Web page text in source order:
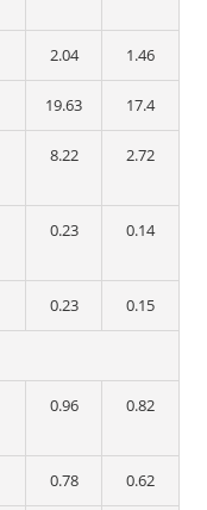
2.04 1.46
19.63 17.4
8.22 2.72
0.23 0.14
0.23 0.15
0.96 0.82
0.78 0.62